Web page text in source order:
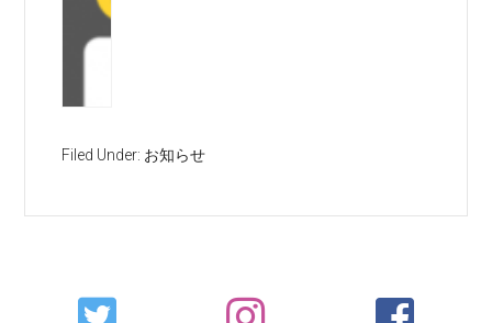
Filed Under: お知らせ
Primary